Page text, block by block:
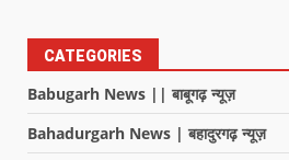
CATEGORIES
Babugarh News || बाबूगढ़ न्यूज़
Bahadurgarh News | बहादुरगढ़ न्यूज़